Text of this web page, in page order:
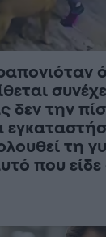
δεν την
τη
που